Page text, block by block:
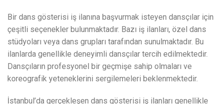
Bir dans gösterisi iş ilanına başvurmak isteyen dansçılar için
çeşitli seçenekler bulunmaktadır. Bazı iş ilanları, özel dans
stüdyoları veya dans grupları tarafından sunulmaktadır. Bu
ilanlarda genellikle deneyimli dansçılar tercih edilmektedir.
Dansçıların profesyonel bir geçmişe sahip olmaları ve
koreografik yeteneklerini sergilemeleri beklenmektedir.
İstanbul’da gerçekleşen dans gösterisi iş ilanları genellikle